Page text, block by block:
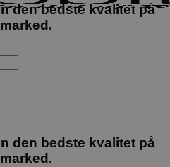
den bedste kvalitet på
marked.
den bedste kvalitet på
marked.